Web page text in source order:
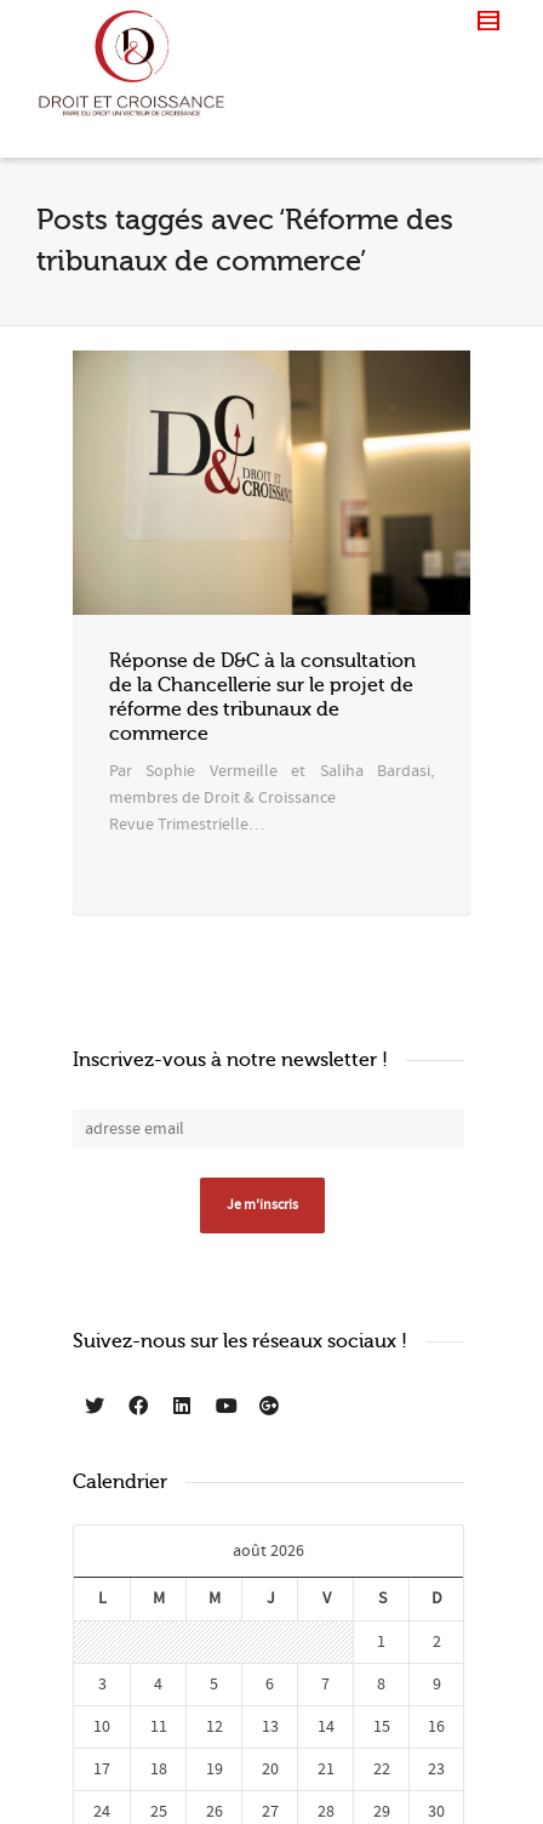
Posts taggés avec ‘Réforme des
tribunaux de commerce’
Réponse de D&C à la consultation
de la Chancellerie sur le projet de
réforme des tribunaux de
commerce
Par Sophie Vermeille et Saliha Bardasi,
membres de Droit & Croissance
Revue Trimestrielle…
Inscrivez-vous à notre newsletter !
Suivez-nous sur les réseaux sociaux !
Calendrier
août 2026
L M M J V S
D
1
2
3
4 5 6 7 8
9
10
11 12 13 14 15
16
17
18 19 20 21 22
23
24
25 26 27 28 29
30